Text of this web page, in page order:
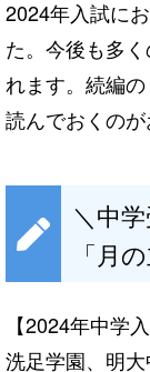
2024年入試に
た。今後も多
れます。続編
読んでおくのが
＼中
「月
【2024年中学
洗足学園、明